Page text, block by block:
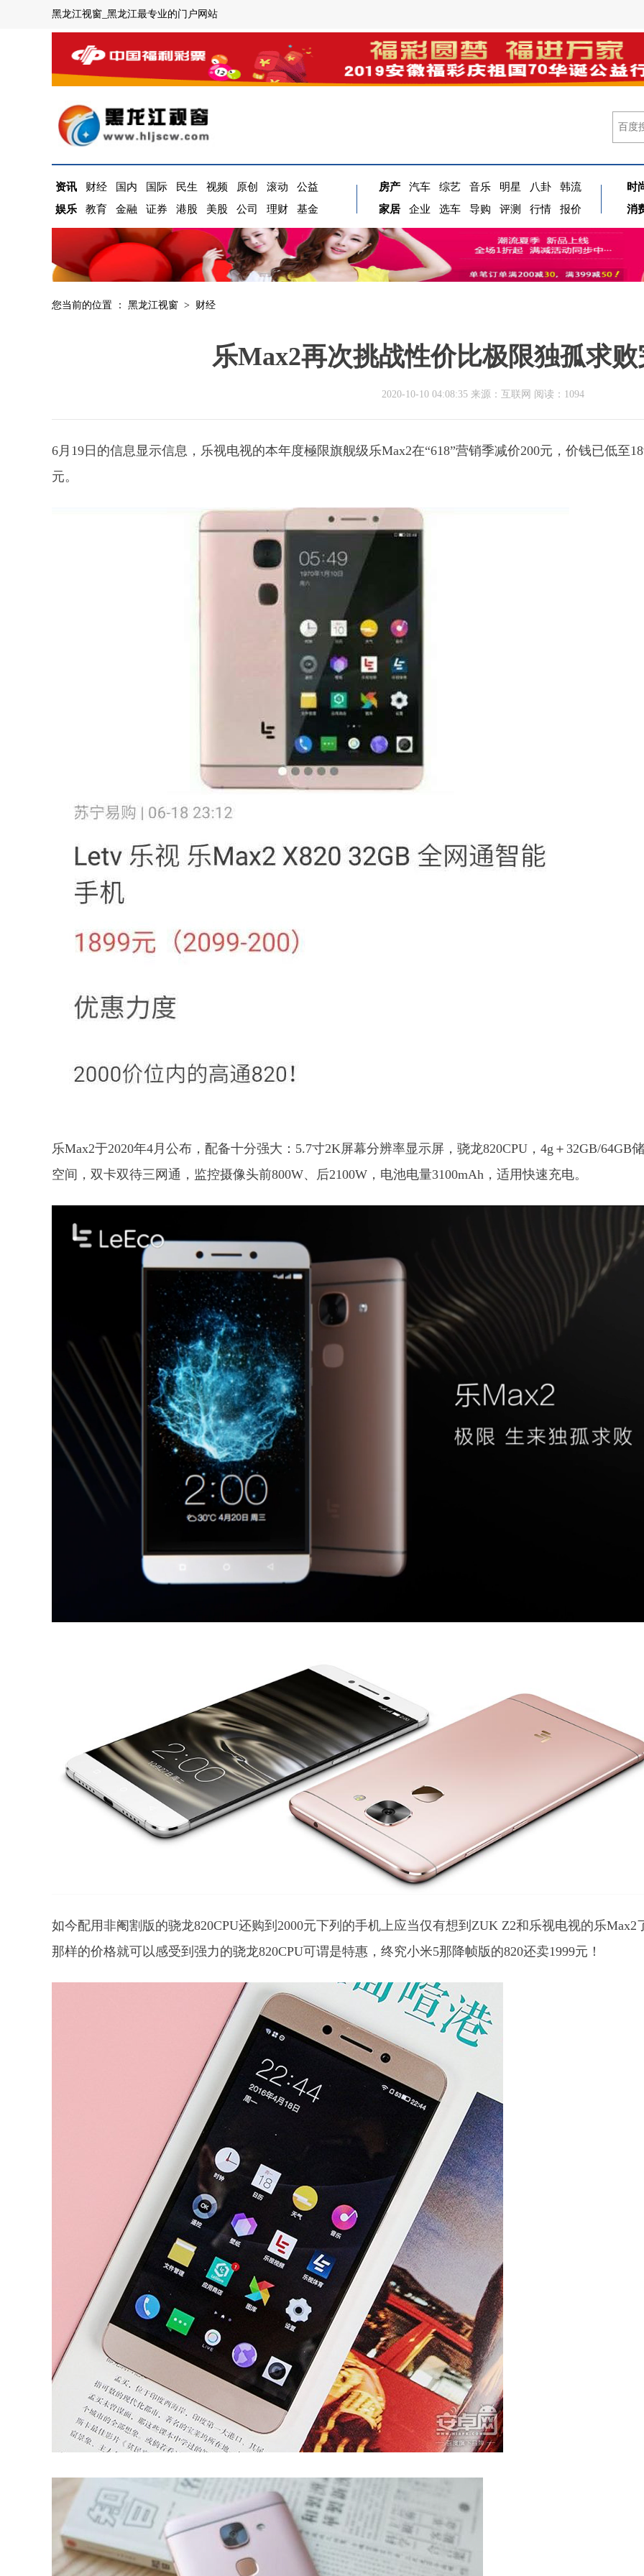
黑龙江视窗_黑龙江最专业的门户网站
资讯 财经 国内 国际 民生 视频 原创 滚动
公益
娱乐
教育 金融 证券 港股 美股 公司 理财 基金
房产 汽车 综艺 音乐 明星 八卦
韩流
家居
企业 选车 导购 评测 行情 报价
时
消
您当前的位置 ： 黑龙江视窗 > 财经
乐Max2再次挑战性价比极限独孤求
2020-10-10 04:08:35 来源：互联网 阅读：1094
6月19日的信息显示信息，乐视电视的本年度極限旗舰级乐Max2在“618”营销季减价200元，价钱已低至
元。
乐Max2于2020年4月公布，配备十分强大：5.7寸2K屏幕分辨率显示屏，骁龙820CPU，4g＋32GB/64GB
空间，双卡双待三网通，监控摄像头前800W、后2100W，电池电量3100mAh，适用快速充电。
如今配用非阉割版的骁龙820CPU还购到2000元下列的手机上应当仅有想到ZUK Z2和乐视电视的乐Max2
那样的价格就可以感受到强力的骁龙820CPU可谓是特惠，终究小米5那降帧版的820还卖1999元！